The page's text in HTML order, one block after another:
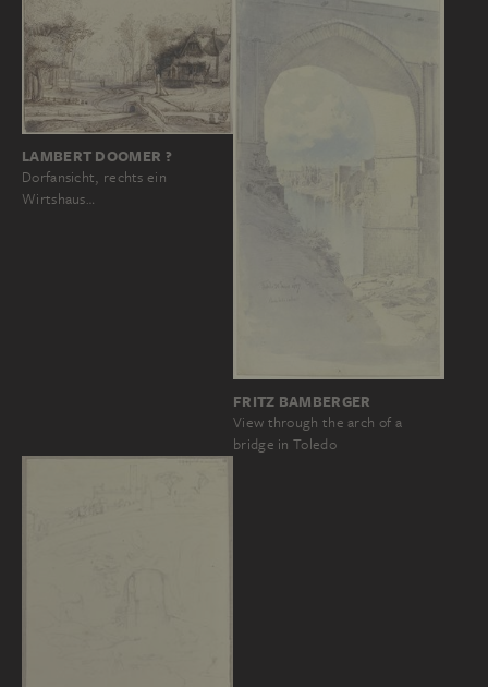
LAMBERT DOOMER ?
Dorfansicht, rechts ein
Wirtshaus…
FRITZ BAMBERGER
View through the arch of a
bridge in Toledo